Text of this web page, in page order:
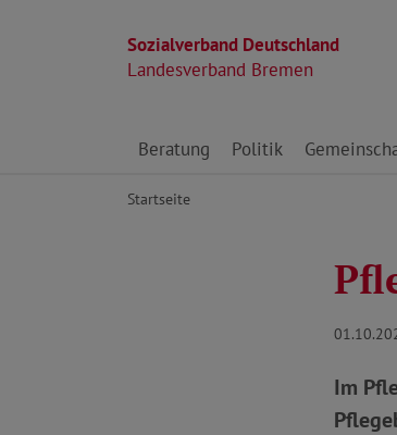
Sozialverband Deutschland
Landesverband Bremen
Direkt zu den Inhalten springen
Beratung Politik
Startseite
Im